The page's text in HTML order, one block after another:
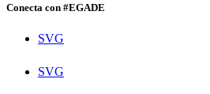
Conecta con #EGADE
SVG
SVG